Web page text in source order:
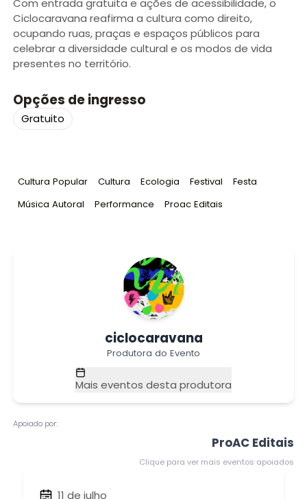
Com entrada gratuita e ações de acessibilidade, o
Ciclocaravana reafirma a cultura como direito,
ocupando ruas, praças e espaços públicos para
celebrar a diversidade cultural e os modos de vida
presentes no território.
Opções de ingresso
Gratuito
Tag:
Cultura Popular Tag:
Cultura Tag:
Ecologia Tag:
Festival Tag:
Festa
Tag:
Música Autoral Tag:
Performance Tag:
Proac Editais
ciclocaravana
Produtora do Evento
Mais eventos desta produtora
Apoiado por:
ProAC Editais
Clique para ver mais eventos apoiados
11 de julho